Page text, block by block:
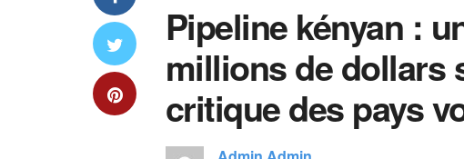
Pipeline kényan :
millions de dollars
critique des pays